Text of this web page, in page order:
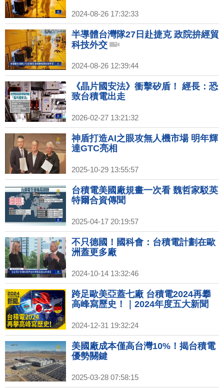
2024-08-26 17:32:33
半導體台灣隊27日赴捷克 政院拚經貿
科技外交
2024-08-26 12:39:44
《晶片國安法》衝擊矽盾！ 經長：恐
致台積電出走
2026-02-27 13:21:32
神盾打造AI之眼攻無人機市場 明年輝
達GTC亮相
2025-10-29 13:55:57
台積電美國廠規畫一次看 魏哲家駁英
特爾合資傳聞
2025-04-17 20:19:57
不只德國！國科會：台積電計劃在歐
洲蓋更多廠
2024-10-14 13:32:46
跨足歐美亞蓋七廠 台積電2024再攀
高峰寫歷史！｜2024年度五大新聞
2024-12-31 19:32:24
美國廠成本僅高台灣10%！揭台積電
優勢關鍵
2025-03-28 07:58:15